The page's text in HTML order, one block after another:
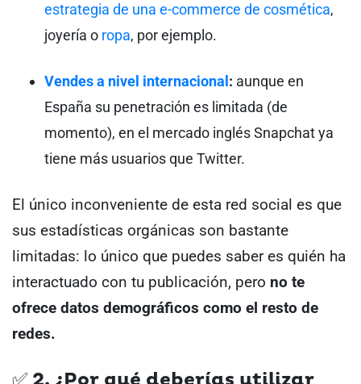
estrategia de una e-commerce de cosmética,
joyería o ropa, por ejemplo.
Vendes a nivel internacional: aunque en
España su penetración es limitada (de
momento), en el mercado inglés Snapchat ya
tiene más usuarios que Twitter.
El único inconveniente de esta red social es que
sus estadísticas orgánicas son bastante
limitadas: lo único que puedes saber es quién ha
interactuado con tu publicación, pero no te
ofrece datos demográficos como el resto de
redes.